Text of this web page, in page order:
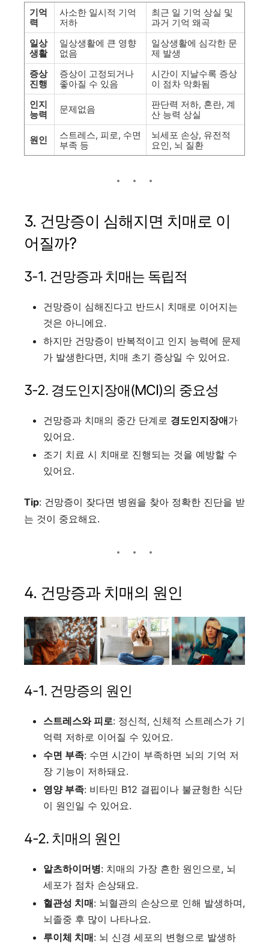
기억
력
사소한 일시적 기억
저하
최근 일 기억 상실 및
과거 기억 왜곡
일상
생활
일상생활에 큰 영향
없음
일상생활에 심각한 문
제 발생
증상
진행
증상이 고정되거나
좋아질 수 있음
시간이 지날수록 증상
이 점차 악화됨
인지
능력
문제없음
판단력 저하, 혼란, 계
산 능력 상실
원인
스트레스, 피로, 수면
부족 등
뇌세포 손상, 유전적
요인, 뇌 질환
3. 건망증이 심해지면 치매로 이
어질까?
3-1. 건망증과 치매는 독립적
건망증이 심해진다고 반드시 치매로 이어지는
것은 아니에요.
하지만 건망증이 반복적이고 인지 능력에 문제
가 발생한다면, 치매 초기 증상일 수 있어요.
3-2. 경도인지장애(MCI)의 중요성
건망증과 치매의 중간 단계로 경도인지장애가
있어요.
조기 치료 시 치매로 진행되는 것을 예방할 수
있어요.
Tip: 건망증이 잦다면 병원을 찾아 정확한 진단을 받
는 것이 중요해요.
4. 건망증과 치매의 원인
4-1. 건망증의 원인
스트레스와 피로: 정신적, 신체적 스트레스가 기
억력 저하로 이어질 수 있어요.
수면 부족: 수면 시간이 부족하면 뇌의 기억 저
장 기능이 저하돼요.
영양 부족: 비타민 B12 결핍이나 불균형한 식단
이 원인일 수 있어요.
4-2. 치매의 원인
알츠하이머병: 치매의 가장 흔한 원인으로, 뇌
세포가 점차 손상돼요.
혈관성 치매: 뇌혈관의 손상으로 인해 발생하며,
뇌졸중 후 많이 나타나요.
루이체 치매: 뇌 신경 세포의 변형으로 발생하